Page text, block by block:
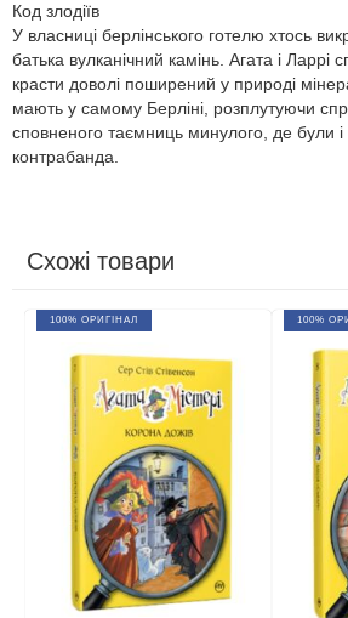
Код злодіїв
У власниці берлінського готелю хтось
батька вулканічний камінь. Агата і Ларрі
красти доволі поширений у природі
мають у самому Берліні, розплутуючи
сповненого таємниць минулого, де були і
контрабанда.
Схожі товари
100% ОРИГІНАЛ 100%